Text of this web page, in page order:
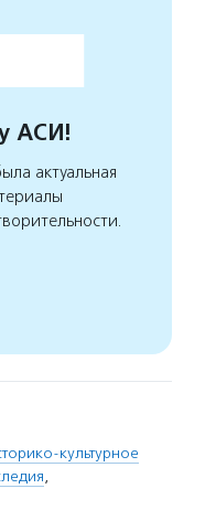
АСИ!
актуальная
культурное
,